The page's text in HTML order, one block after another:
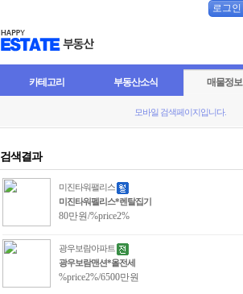
로그인
카테고리 부동산소식 매물정보
모바일 검색페이지입니다.
검색결과
미진타워팰리스
미진타워펠리스*렌탈집기
80만원/%price2%
광우보람아파트
광우보람맨션*올전세
%price2%/6500만원